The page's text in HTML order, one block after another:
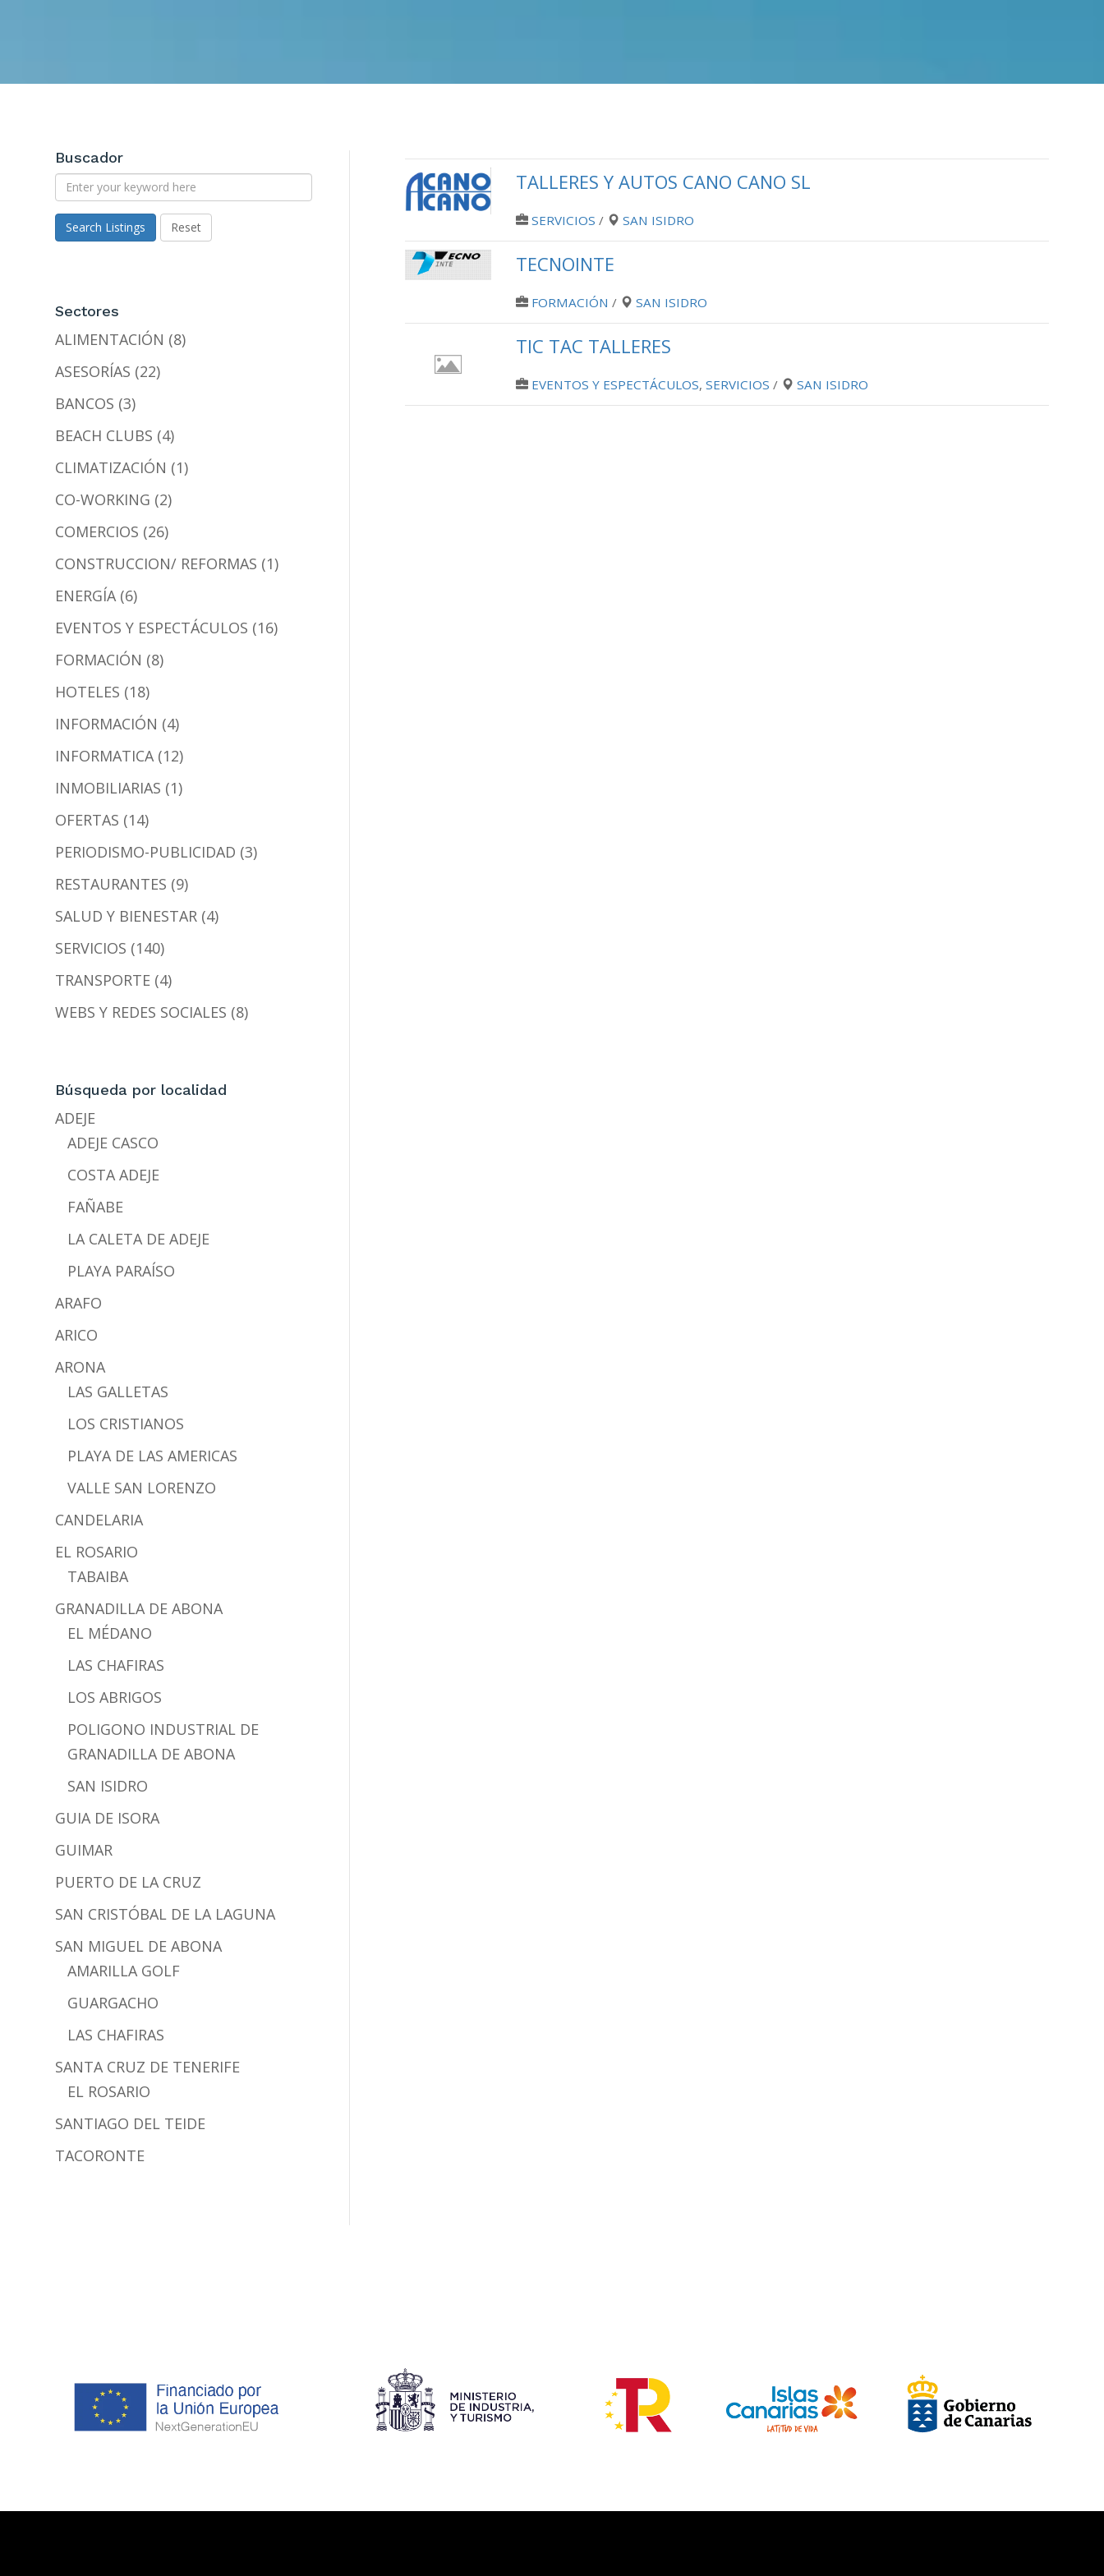
Buscador
Search Listings Reset
Sectores
ALIMENTACIÓN (8)
ASESORÍAS (22)
BANCOS (3)
BEACH CLUBS (4)
CLIMATIZACIÓN (1)
CO-WORKING (2)
COMERCIOS (26)
CONSTRUCCION/ REFORMAS (1)
ENERGÍA (6)
EVENTOS Y ESPECTÁCULOS (16)
FORMACIÓN (8)
HOTELES (18)
INFORMACIÓN (4)
INFORMATICA (12)
INMOBILIARIAS (1)
OFERTAS (14)
PERIODISMO-PUBLICIDAD (3)
RESTAURANTES (9)
SALUD Y BIENESTAR (4)
SERVICIOS (140)
TRANSPORTE (4)
WEBS Y REDES SOCIALES (8)
Búsqueda por localidad
ADEJE
ADEJE CASCO
COSTA ADEJE
FAÑABE
LA CALETA DE ADEJE
PLAYA PARAÍSO
ARAFO
ARICO
ARONA
LAS GALLETAS
LOS CRISTIANOS
PLAYA DE LAS AMERICAS
VALLE SAN LORENZO
CANDELARIA
EL ROSARIO
TABAIBA
GRANADILLA DE ABONA
EL MÉDANO
LAS CHAFIRAS
LOS ABRIGOS
POLIGONO INDUSTRIAL DE
GRANADILLA DE ABONA
SAN ISIDRO
GUIA DE ISORA
GUIMAR
PUERTO DE LA CRUZ
SAN CRISTÓBAL DE LA LAGUNA
SAN MIGUEL DE ABONA
AMARILLA GOLF
GUARGACHO
LAS CHAFIRAS
SANTA CRUZ DE TENERIFE
EL ROSARIO
SANTIAGO DEL TEIDE
TACORONTE
TALLERES Y AUTOS CANO CANO SL
SERVICIOS / SAN ISIDRO
TECNOINTE
FORMACIÓN / SAN ISIDRO
TIC TAC TALLERES
EVENTOS Y ESPECTÁCULOS,SERVICIOS / SAN ISIDRO